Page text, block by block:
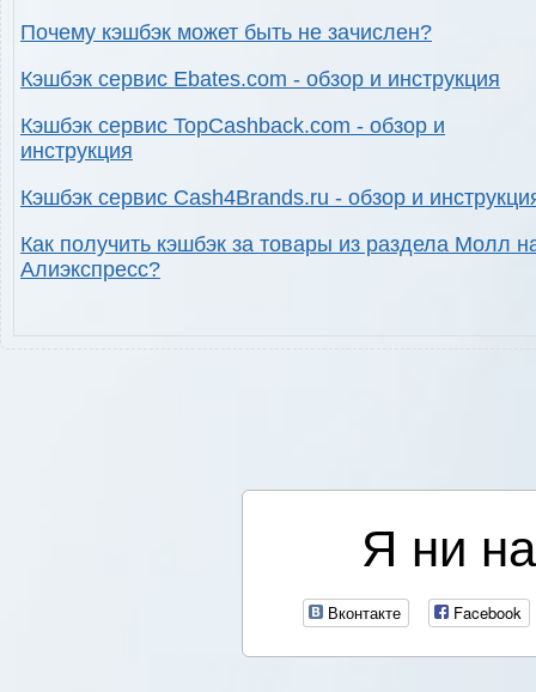
Почему кэшбэк может быть не зачислен?
Кэшбэк сервис Ebates.com - обзор и инструкция
Кэшбэк сервис TopCashback.com - обзор и
инструкция
Кэшбэк сервис Cash4Brands.ru - обзор и
Как получить кэшбэк за товары из раздела Молл
Алиэкспресс?
Я ни
Вконтакте Facebook